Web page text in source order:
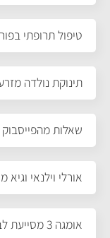
טיפול תרופתי
תינוקת נולדה מזרע
שאלות מהפייסבוק
אורלי וילנאי
אומגה 3 מסייעת לבעיות פוריות גברית